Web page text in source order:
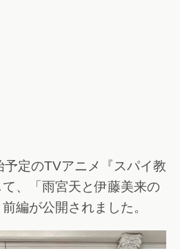
定のTVアニメ『スパイ教
、「雨宮天と伊藤美来の
編が公開されました。